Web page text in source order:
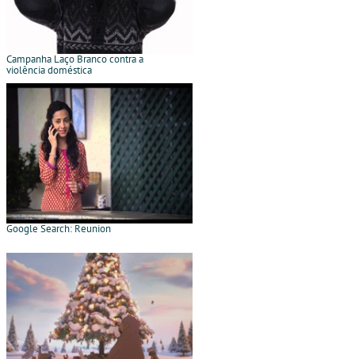
Campanha Laço Branco contra a
violência doméstica
Google Search: Reunion